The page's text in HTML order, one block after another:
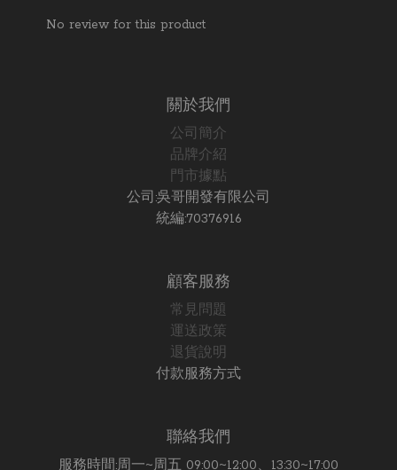
No review for this product
關於我們
公司簡介
品牌介紹
門市據點
公司:吳哥開發有限公司
統編:70376916
顧客服務
常見問題
運送政策
退貨說明
付款服務方式
聯絡我們
服務時間:周一~周五 09:00~12:00、13:30~17:00